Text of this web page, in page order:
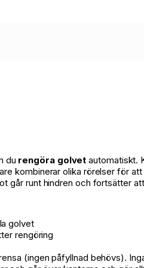
du rengöra golvet automatiskt.
kombinerar olika rörelser för
går runt hindren och fortsätter
golvet
rengöring
(ingen påfyllnad behövs).